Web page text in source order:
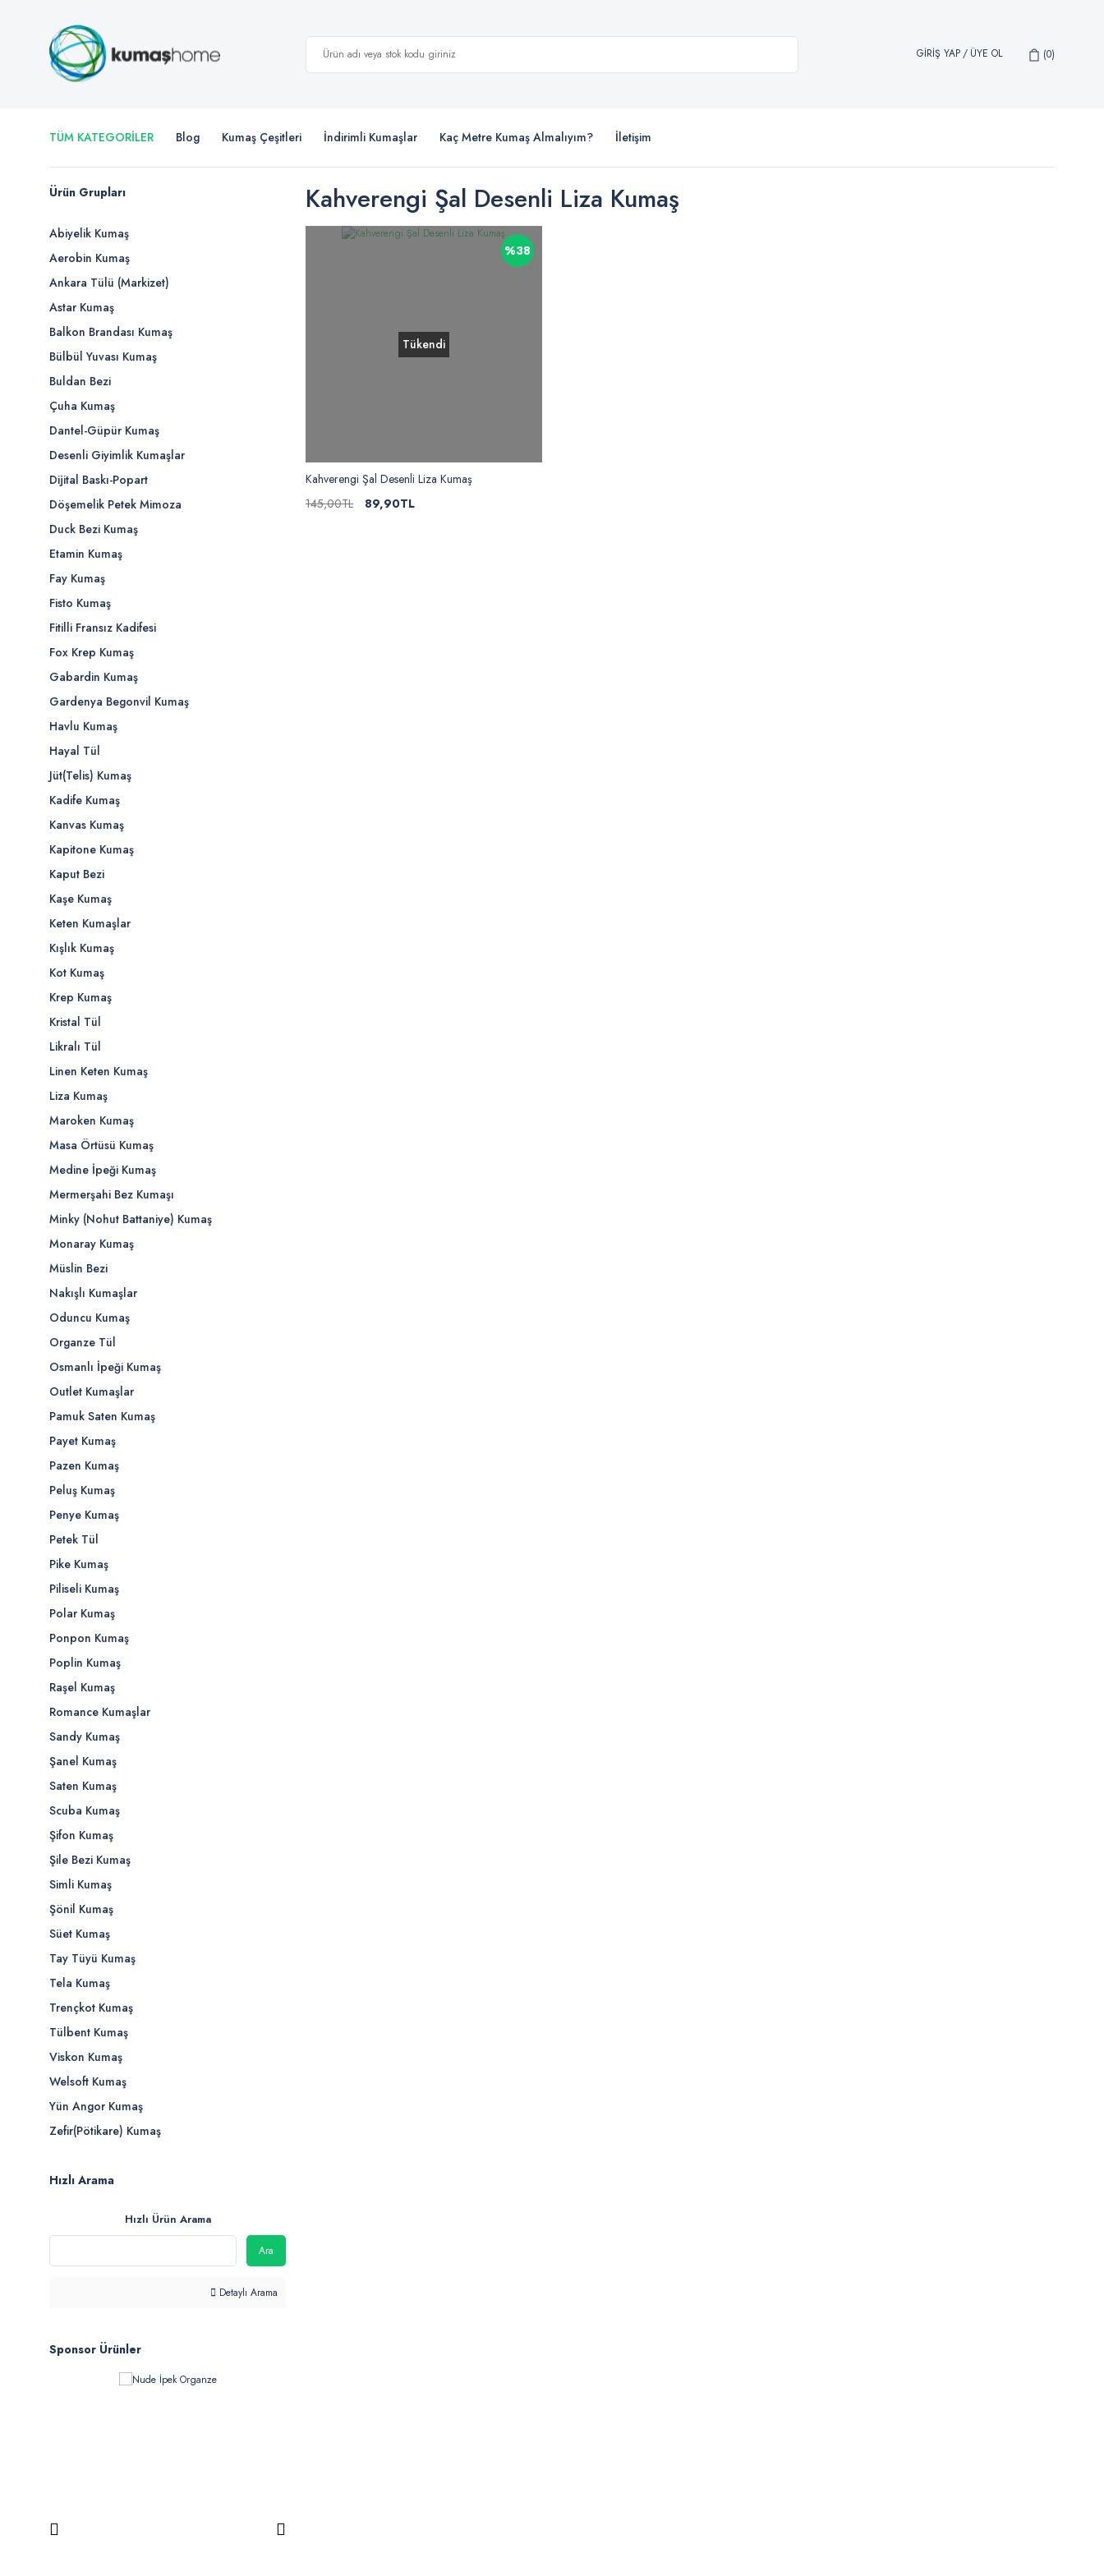
GİRİŞ YAP/ ÜYE OL 0
TÜM KATEGORİLER Blog Kumaş Çeşitleri İndirimli Kumaşlar Kaç Metre Kumaş Almalıyım? İletişim
Ürün Grupları
Abiyelik Kumaş
Aerobin Kumaş
Ankara Tülü (Markizet)
Astar Kumaş
Balkon Brandası Kumaş
Bülbül Yuvası Kumaş
Buldan Bezi
Çuha Kumaş
Dantel-Güpür Kumaş
Desenli Giyimlik Kumaşlar
Dijital Baskı-Popart
Döşemelik Petek Mimoza
Duck Bezi Kumaş
Etamin Kumaş
Fay Kumaş
Fisto Kumaş
Fitilli Fransız Kadifesi
Fox Krep Kumaş
Gabardin Kumaş
Gardenya Begonvil Kumaş
Havlu Kumaş
Hayal Tül
Jüt(Telis) Kumaş
Kadife Kumaş
Kanvas Kumaş
Kapitone Kumaş
Kaput Bezi
Kaşe Kumaş
Keten Kumaşlar
Kışlık Kumaş
Kot Kumaş
Krep Kumaş
Kristal Tül
Likralı Tül
Linen Keten Kumaş
Liza Kumaş
Maroken Kumaş
Masa Örtüsü Kumaş
Medine İpeği Kumaş
Mermerşahi Bez Kumaşı
Minky (Nohut Battaniye) Kumaş
Monaray Kumaş
Müslin Bezi
Nakışlı Kumaşlar
Oduncu Kumaş
Organze Tül
Osmanlı İpeği Kumaş
Outlet Kumaşlar
Pamuk Saten Kumaş
Payet Kumaş
Pazen Kumaş
Peluş Kumaş
Penye Kumaş
Petek Tül
Pike Kumaş
Piliseli Kumaş
Polar Kumaş
Ponpon Kumaş
Poplin Kumaş
Raşel Kumaş
Romance Kumaşlar
Sandy Kumaş
Şanel Kumaş
Saten Kumaş
Scuba Kumaş
Şifon Kumaş
Şile Bezi Kumaş
Simli Kumaş
Şönil Kumaş
Süet Kumaş
Tay Tüyü Kumaş
Tela Kumaş
Trençkot Kumaş
Tülbent Kumaş
Viskon Kumaş
Welsoft Kumaş
Yün Angor Kumaş
Zefir(Pötikare) Kumaş
Hızlı Arama
Hızlı Ürün Arama
Ara
Detaylı Arama
Sponsor Ürünler
Kahverengi Şal Desenli Liza Kumaş
%38
Tükendi
Kahverengi Şal Desenli Liza Kumaş
145,00TL
89,90TL